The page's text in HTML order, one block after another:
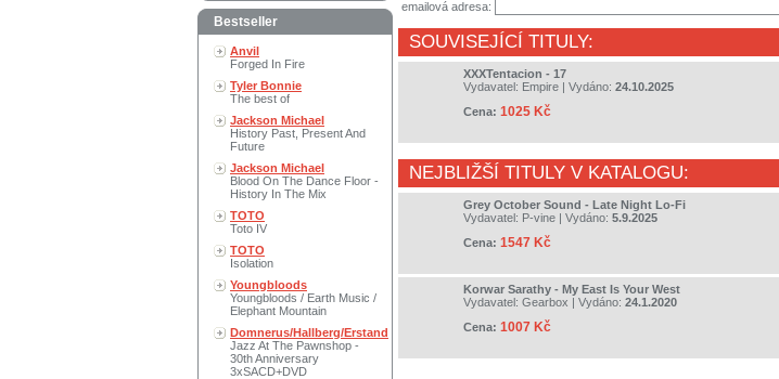
Bestseller
Anvil
Forged In Fire
Tyler Bonnie
The best of
Jackson Michael
History Past, Present And
Future
Jackson Michael
Blood On The Dance Floor -
History In The Mix
TOTO
Toto IV
TOTO
Isolation
Youngbloods
Youngbloods / Earth Music /
Elephant Mountain
Domnerus/Hallberg/Erstand
Jazz At The Pawnshop -
30th Anniversary
3xSACD+DVD
emailová adresa:
SOUVISEJÍCÍ TITULY:
XXXTentacion - 17
Vydavatel: Empire | Vydáno: 24.10.2025
Cena: 1025 Kč
NEJBLIŽŠÍ TITULY V KATALOGU:
Grey October Sound - Late Night Lo-Fi
Vydavatel: P-vine | Vydáno: 5.9.2025
Cena: 1547 Kč
Korwar Sarathy - My East Is Your West
Vydavatel: Gearbox | Vydáno: 24.1.2020
Cena: 1007 Kč